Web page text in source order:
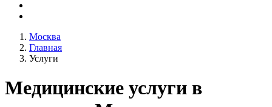
Москва
Главная
Услуги
Медицинские услуги в